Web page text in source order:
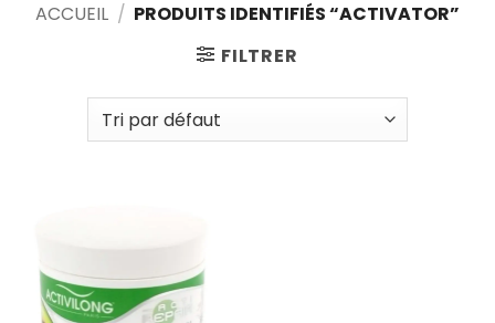
ACCUEIL / PRODUITS IDENTIFIÉS “ACTIVATOR”
FILTRER